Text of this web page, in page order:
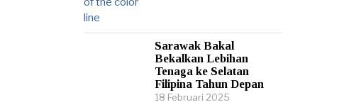
Sarawak Bakal
Bekalkan Lebihan
Tenaga ke Selatan
Filipina Tahun Depan
18 Februari 2025